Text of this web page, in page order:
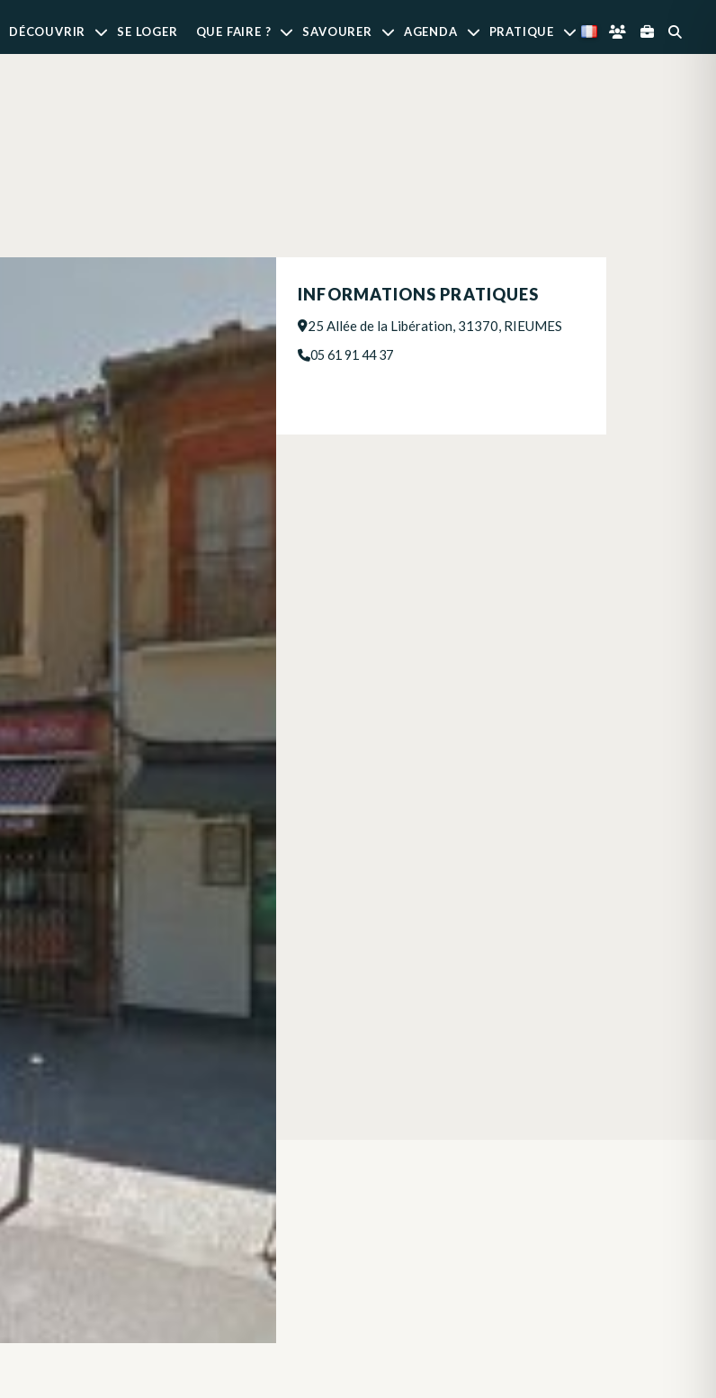
DÉCOUVRIR SE LOGER QUE FAIRE ? SAVOURER AGENDA PRATIQUE
INFORMATIONS PRATIQUES
25 Allée de la Libération, 31370, RIEUMES
05 61 91 44 37